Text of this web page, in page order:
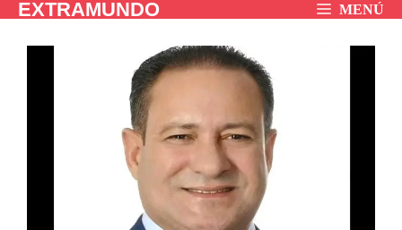
SaltarEXTRAMUNDO MENÚ